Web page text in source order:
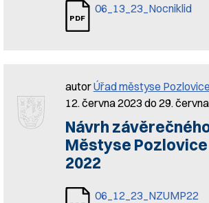
06_13_23_Nocniklid
autorÚřad městyse Pozlovice
12. června 2023 do 29.
Návrh
Městyse
2022
06_12_23_NZUMP22